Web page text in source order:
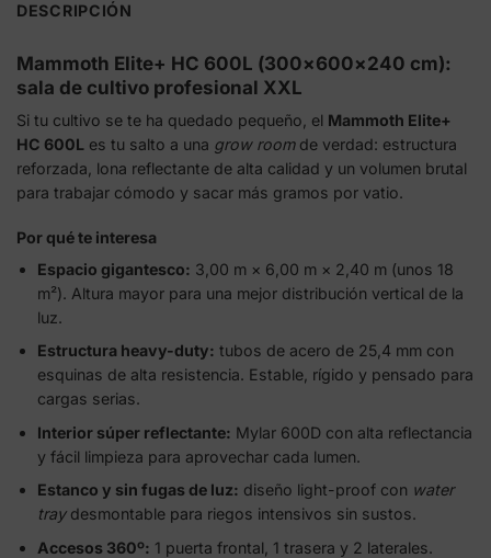
DESCRIPCIÓN
Mammoth Elite+ HC 600L (300×600×240 cm):
sala de cultivo profesional XXL
Si tu cultivo se te ha quedado pequeño, el Mammoth Elite+
HC 600L es tu salto a una grow roomde verdad: estructura
reforzada, lona reflectante de alta calidad y un volumen brutal
para trabajar cómodo y sacar más gramos por vatio.
Por qué te interesa
Espacio gigantesco: 3,00 m × 6,00 m × 2,40 m (unos 18
m²). Altura mayor para una mejor distribución vertical de la
luz.
Estructura heavy-duty: tubos de acero de 25,4 mm con
esquinas de alta resistencia. Estable, rígido y pensado para
cargas serias.
Interior súper reflectante: Mylar 600D con alta reflectancia
y fácil limpieza para aprovechar cada lumen.
Estanco y sin fugas de luz: diseño light-proof con water
traydesmontable para riegos intensivos sin sustos.
Accesos 360º: 1 puerta frontal, 1 trasera y 2 laterales.